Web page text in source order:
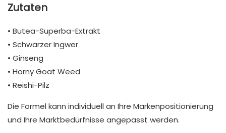
Zutaten
• Butea-Superba-Extrakt
• Schwarzer Ingwer
• Ginseng
• Horny Goat Weed
• Reishi-Pilz
Die Formel kann individuell an Ihre Markenpositionierung
und Ihre Marktbedürfnisse angepasst werden.